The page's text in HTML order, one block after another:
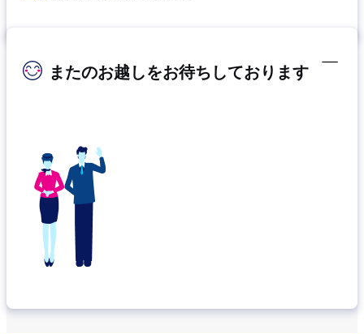
またのお越しをお待ちしております